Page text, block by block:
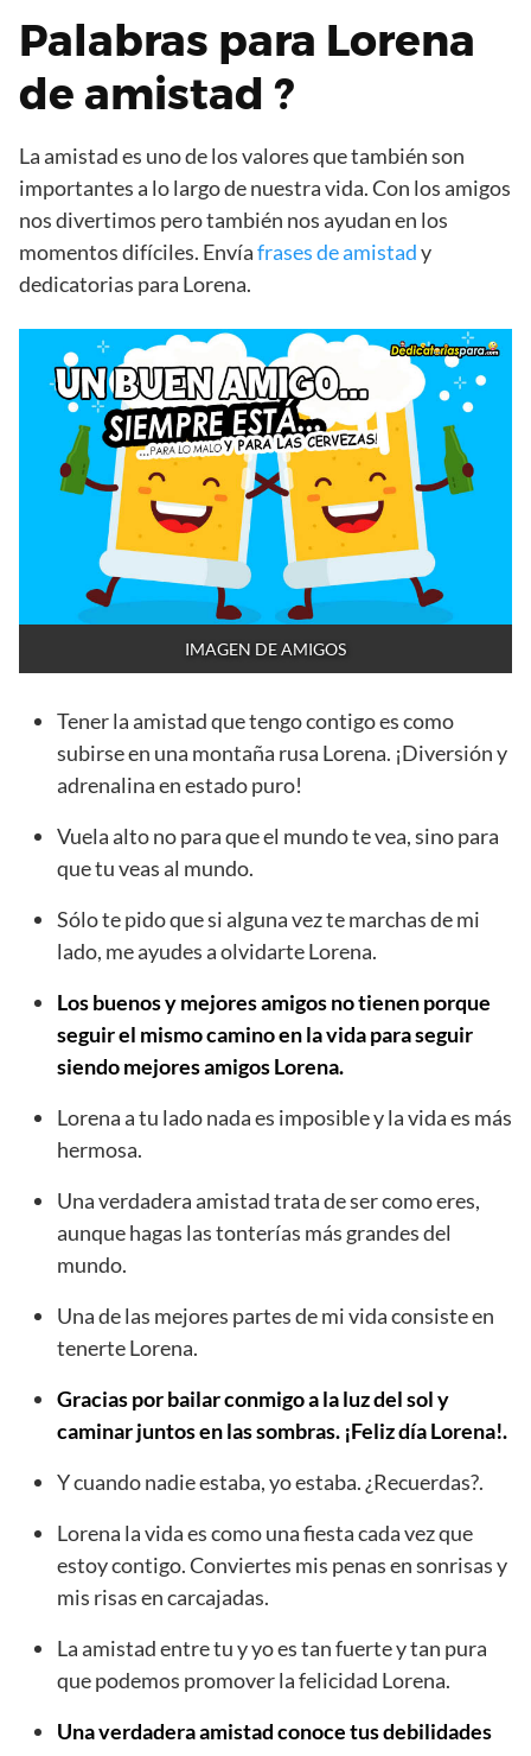
Palabras para Lorena
de amistad ?
La amistad es uno de los valores que también son
importantes a lo largo de nuestra vida. Con los amigos
nos divertimos pero también nos ayudan en los
momentos difíciles. Envíafrases de amistady
dedicatorias para Lorena.
IMAGEN DE AMIGOS
Tener la amistad que tengo contigo es como
subirse en una montaña rusa Lorena. ¡Diversión y
adrenalina en estado puro!
Vuela alto no para que el mundo te vea, sino para
que tu veas al mundo.
Sólo te pido que si alguna vez te marchas de mi
lado, me ayudes a olvidarte Lorena.
Los buenos y mejores amigos no tienen porque
seguir el mismo camino en la vida para seguir
siendo mejores amigos Lorena.
Lorena a tu lado nada es imposible y la vida es más
hermosa.
Una verdadera amistad trata de ser como eres,
aunque hagas las tonterías más grandes del
mundo.
Una de las mejores partes de mi vida consiste en
tenerte Lorena.
Gracias por bailar conmigo a la luz del sol y
caminar juntos en las sombras. ¡Feliz día Lorena!.
Y cuando nadie estaba, yo estaba. ¿Recuerdas?.
Lorena la vida es como una fiesta cada vez que
estoy contigo. Conviertes mis penas en sonrisas y
mis risas en carcajadas.
La amistad entre tu y yo es tan fuerte y tan pura
que podemos promover la felicidad Lorena.
Una verdadera amistad conoce tus debilidades